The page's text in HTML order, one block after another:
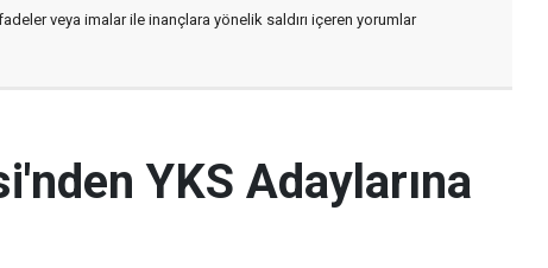
veya imalar ile inançlara yönelik saldırı içeren yorumlar
YKS Adaylarına